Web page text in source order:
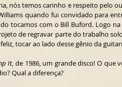
nós temos carinho e respeito pelo
quando fui convidado para
tocamos com o Bill Buford. Logo
de regravar parte do trabalho
tocar ao lado desse gênio da
It, de 1986, um grande disco! O que
Qual a diferença?